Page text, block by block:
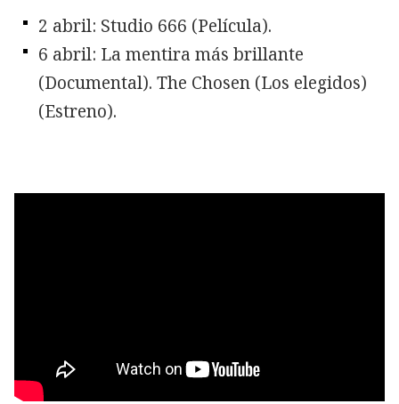
2 abril: Studio 666 (Película).
6 abril: La mentira más brillante
(Documental). The Chosen (Los elegidos)
(Estreno).